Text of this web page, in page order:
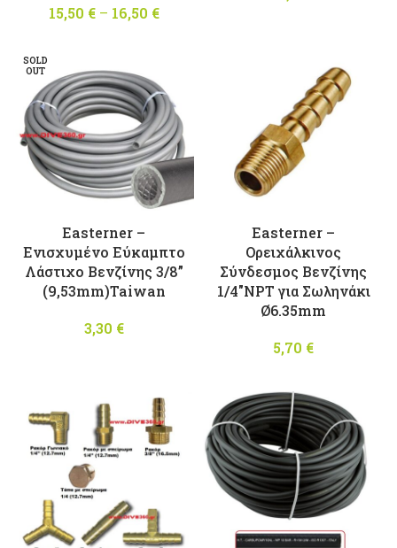
15,50 € – 16,50 €
16,50 €
SOLD
OUT
Easterner –
Ενισχυμένο Εύκαμπτο
Λάστιχο Βενζίνης 3/8”
(9,53mm)Taiwan
3,30 €
Easterner –
Ορειχάλκινος
Σύνδεσμος Βενζίνης
1/4″NPT για Σωληνάκι
Ø6.35mm
5,70 €